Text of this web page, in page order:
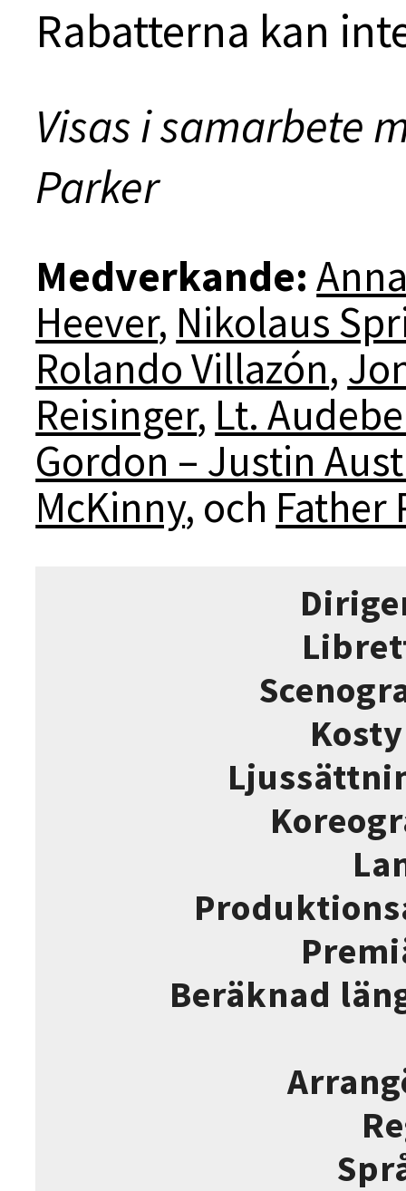
Rabatterna kan
Visas i samarbete
Parker
Medverkande:
Heever, Nikolaus
Rolando Villazón,
Reisinger, Lt.
Gordon – Justin
McKinny, och Father
Beräknad